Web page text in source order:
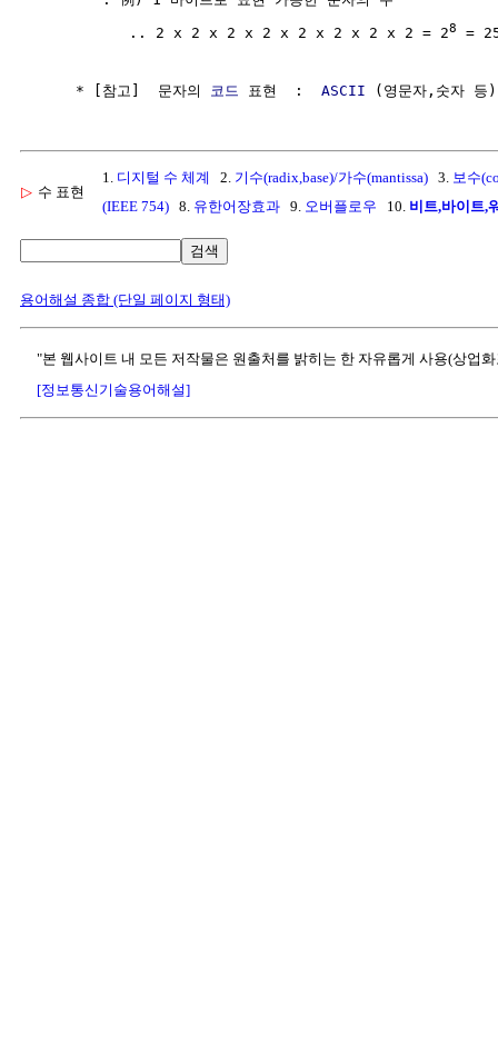
           .. 2 x 2 x 2 x 2 x 2 x 2 x 2 x 2 = 2
8 =
     * [참고]  문자의
코드 표현  : ASCII (영문자,숫자
▷ 수 표현
1. 디지털 수 체계 2. 기수(radix,base)/가수(mantissa) 3. 보수
(IEEE 754) 8. 유한어장효과 9. 오버플로우 10. 비트,바이트,
검색
용어해설 종합 (단일 페이지 형태)
"본 웹사이트 내 모든 저작물은 원출처를 밝히는 한 자유롭게 사용(상업
[정보통신기술용어해설]